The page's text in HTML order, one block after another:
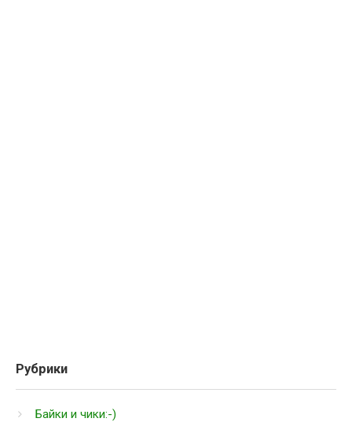
Рубрики
Байки и чики:-)